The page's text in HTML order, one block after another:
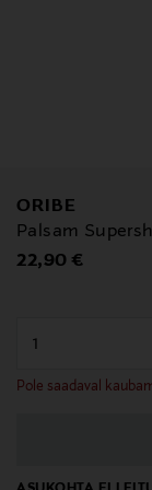
ORIBE
Palsam
Original Price
22,90 €
Pole saadaval
null